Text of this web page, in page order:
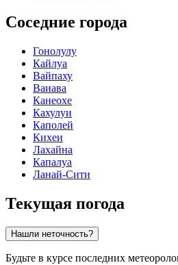
Соседние города
Гонолулу
Кайлуа
Вайпаху
Ваиава
Канеохе
Кахулуи
Каполей
Кихеи
Лахайна
Капалуа
Ланай-Сити
Текущая погода
Нашли неточность?
Будьте в курсе последних